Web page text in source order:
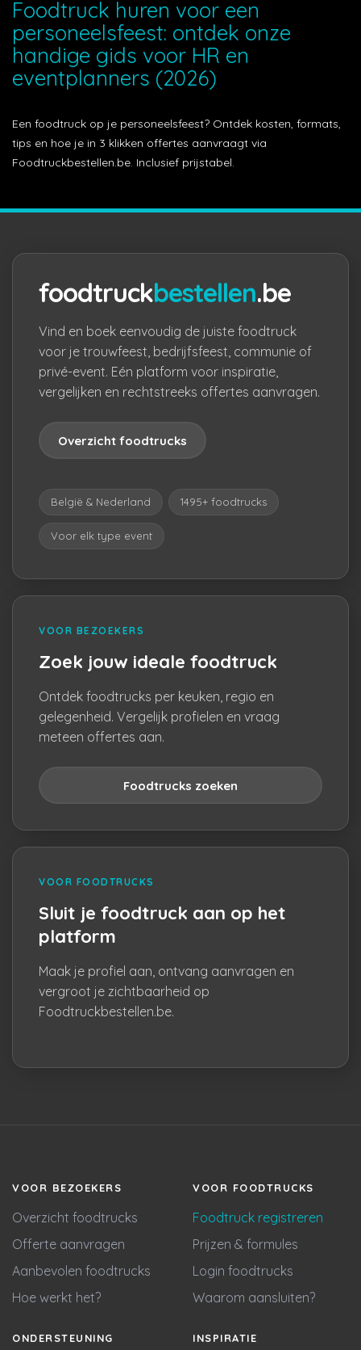
Foodtruck huren voor een
personeelsfeest: ontdek onze
handige gids voor HR en
eventplanners (2026)
Een foodtruck op je personeelsfeest? Ontdek kosten, formats,
tips en hoe je in 3 klikken offertes aanvraagt via
Foodtruckbestellen.be. Inclusief prijstabel.
foodtruckbestellen.be
Vind en boek eenvoudig de juiste foodtruck
voor je trouwfeest, bedrijfsfeest, communie of
privé-event. Eén platform voor inspiratie,
vergelijken en rechtstreeks offertes aanvragen.
Overzicht foodtrucks
België & Nederland 1495+ foodtrucks
Voor elk type event
VOOR BEZOEKERS
Zoek jouw ideale foodtruck
Ontdek foodtrucks per keuken, regio en
gelegenheid. Vergelijk profielen en vraag
meteen offertes aan.
Foodtrucks zoeken
VOOR FOODTRUCKS
Sluit je foodtruck aan op het
platform
Maak je profiel aan, ontvang aanvragen en
vergroot je zichtbaarheid op
Foodtruckbestellen.be.
VOOR BEZOEKERS
Overzicht foodtrucks
Offerte aanvragen
Aanbevolen foodtrucks
Hoe werkt het?
VOOR FOODTRUCKS
Foodtruck registreren
Prijzen & formules
Login foodtrucks
Waarom aansluiten?
ONDERSTEUNING INSPIRATIE